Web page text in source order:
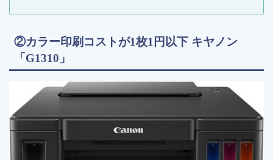
②カラー印刷コストが1枚1円以下 キヤノン
「G1310」